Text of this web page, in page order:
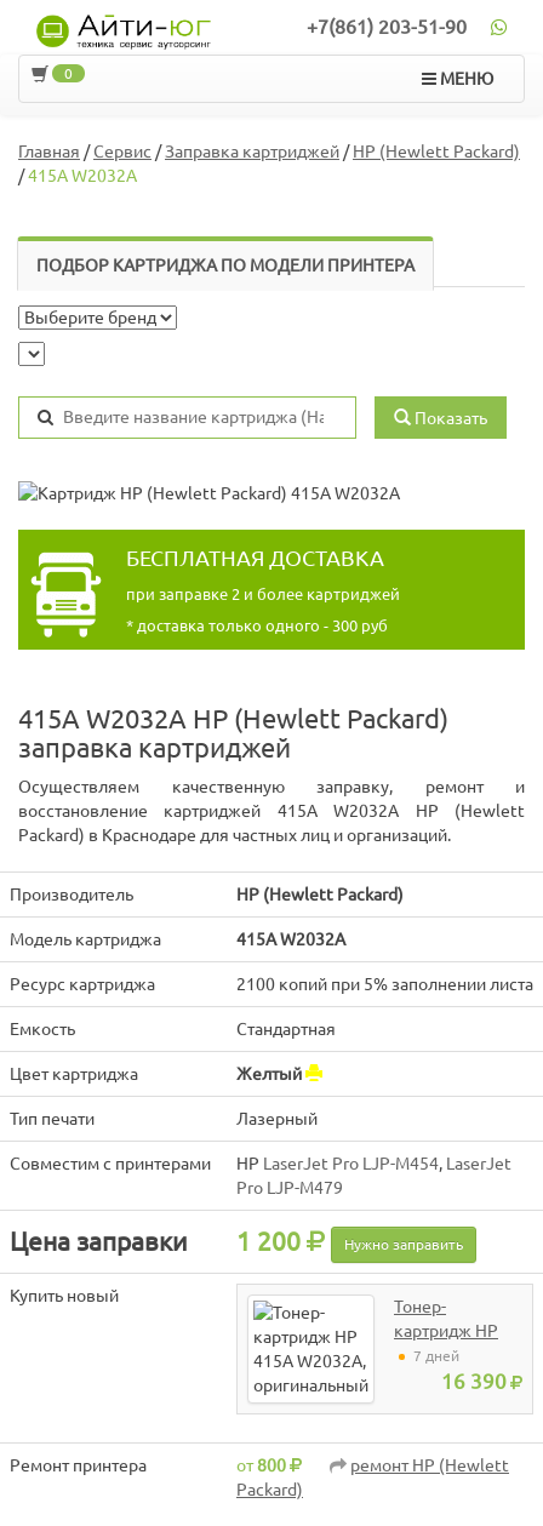
+7(861) 203-51-90
МЕНЮ
0
Главная /Сервис /Заправка картриджей/HP (Hewlett Packard)
/415A W2032A
ПОДБОР КАРТРИДЖА ПО МОДЕЛИ ПРИНТЕРА
Показать
БЕСПЛАТНАЯ ДОСТАВКА
при заправке 2 и более картриджей
* доставка только одного - 300 руб
415A W2032A HP (Hewlett Packard)
заправка картриджей
Осуществляем качественную заправку, ремонт и
восстановление картриджей 415A W2032A HP (Hewlett
Packard) в Краснодаре для частных лиц и организаций.
Производитель HP (Hewlett Packard)
Модель картриджа 415A W2032A
Ресурс картриджа 2100 копий при 5% заполнении листа
Емкость Стандартная
Цвет картриджа Желтый
Тип печати Лазерный
Совместим с принтерами HP LaserJet Pro LJP-M454, LaserJet
Pro LJP-M479
Цена заправки 1 200 Нужно заправить
Купить новый
Тонер-
картридж HP
415A W2032A,
оригинальный
7 дней
16 390
Ремонт принтера от800
ремонт HP (Hewlett
Packard)